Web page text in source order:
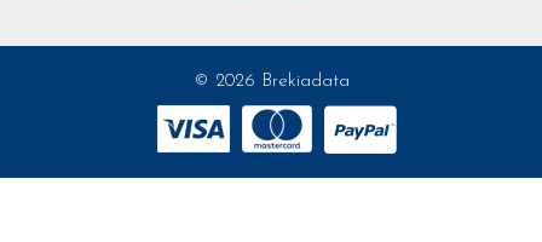
© 2026 Brekiadata